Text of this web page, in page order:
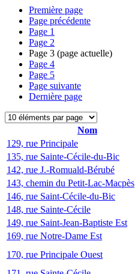
Première page
Page précédente
Page 1
Page 2
Page 3 (page actuelle)
Page 4
Page 5
Page suivante
Dernière page
Nom
129, rue Principale
135, rue Sainte-Cécile-du-Bic
142, rue J.-Romuald-Bérubé
143, chemin du Petit-Lac-Macpès
146, rue Saint-Cécile-du-Bic
148, rue Sainte-Cécile
149, rue Saint-Jean-Baptiste Est
169, rue Notre-Dame Est
170, rue Principale Ouest